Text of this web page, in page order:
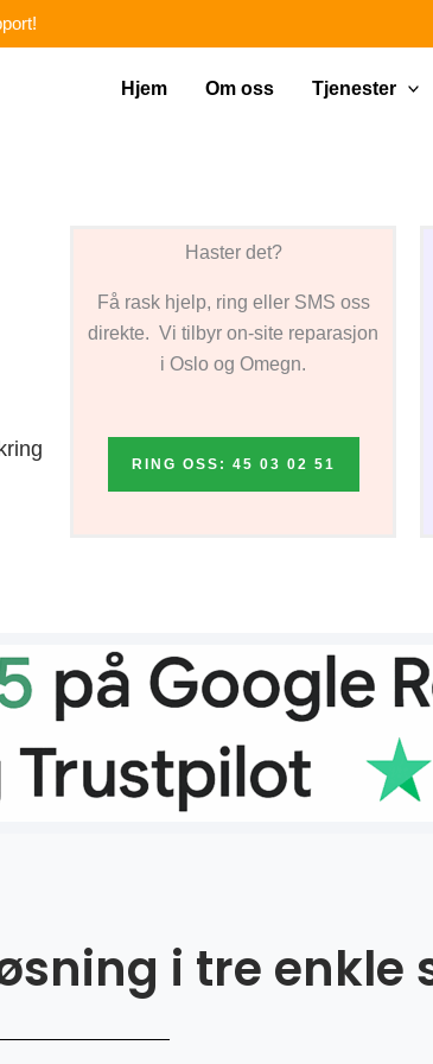
Hjem Om oss Tjenester
Haster det?
Få rask hjelp, ring eller SMS oss
direkte. Vi tilbyr on-site reparasjon
i Oslo og Omegn.
RING OSS: 45 03 02 51
i tre enkle